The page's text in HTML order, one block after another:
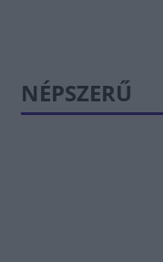
NÉPSZERŰ